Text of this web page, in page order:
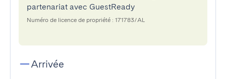
partenariat avec GuestReady
Numéro de licence de propriété : 171783/AL
Arrivée